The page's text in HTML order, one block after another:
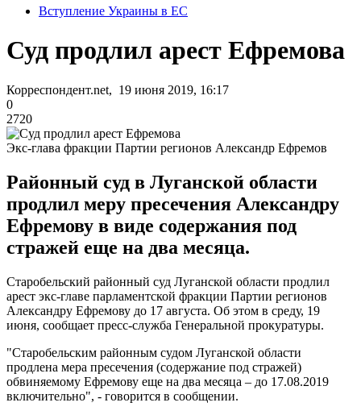
Вступление Украины в ЕС
Суд продлил арест Ефремова
Корреспондент.net, 19 июня 2019, 16:17
0
2720
Экс-глава фракции Партии регионов Александр Ефремов
Районный суд в Луганской области
продлил меру пресечения Александру
Ефремову в виде содержания под
стражей еще на два месяца.
Старобельский районный суд Луганской области продлил
арест экс-главе парламентской фракции Партии регионов
Александру Ефремову до 17 августа. Об этом в среду, 19
июня, сообщает пресс-служба Генеральной прокуратуры.
"Старобельским районным судом Луганской области
продлена мера пресечения (содержание под стражей)
обвиняемому Ефремову еще на два месяца – до 17.08.2019
включительно", - говорится в сообщении.